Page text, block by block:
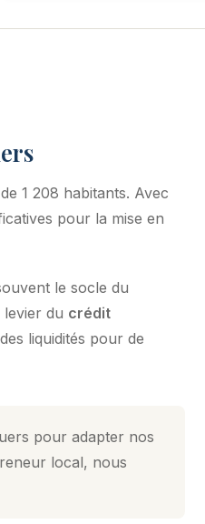
1 208 habitants. Avec
pour la mise en
le socle du
du crédit
liquidités pour de
pour adapter nos
local, nous